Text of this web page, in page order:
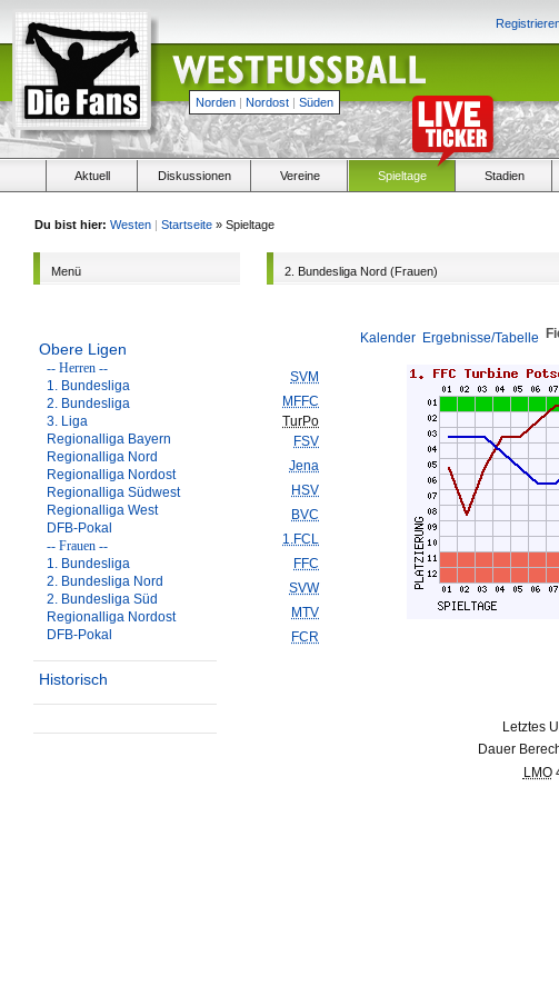
Norden | Nordost | Süden
Aktuell Diskussionen Vereine Spieltage Stadien
Du bist hier: Westen | Startseite » Spieltage
Menü
Obere Ligen
-- Herren --
1. Bundesliga
2. Bundesliga
3. Liga
Regionalliga Bayern
Regionalliga Nord
Regionalliga Nordost
Regionalliga Südwest
Regionalliga West
DFB-Pokal
-- Frauen --
1. Bundesliga
2. Bundesliga Nord
2. Bundesliga Süd
Regionalliga Nordost
DFB-Pokal
Historisch
2. Bundesliga Nord (Frauen)
Kalender Ergebnisse/Tabelle
SVM
MFFC
TurPo
FSV
Jena
HSV
BVC
1.FCL
FFC
SVW
MTV
FCR
Letztes
Dauer
LMO